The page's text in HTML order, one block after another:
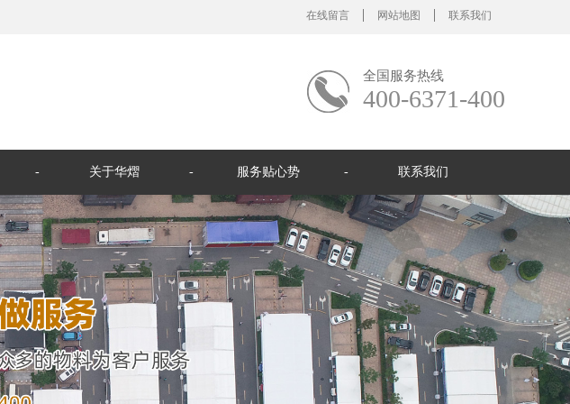
在线留言 网站地图 联系我们
全国服务热线
400-6371-400
关于华熠 服务贴心势 联系我们